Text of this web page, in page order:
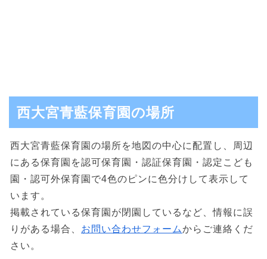
西大宮青藍保育園の場所
西大宮青藍保育園の場所を地図の中心に配置し、周辺
にある保育園を認可保育園・認証保育園・認定こども
園・認可外保育園で4色のピンに色分けして表示して
います。
掲載されている保育園が閉園しているなど、情報に誤
りがある場合、 お問い合わせフォームからご連絡くだ
さい。